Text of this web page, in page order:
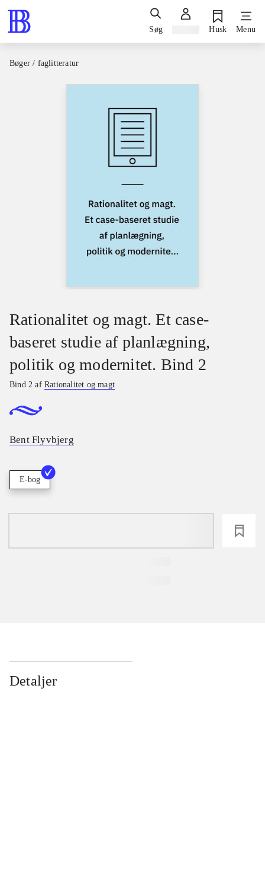
Søg Husk Menu
Bøger / faglitteratur
Rationalitet og magt. Et case-
baseret studie af planlægning,
politik og modernitet. Bind 2
Bind 2 afRationalitet og magt
Bent Flyvbjerg
E-bog
Detaljer